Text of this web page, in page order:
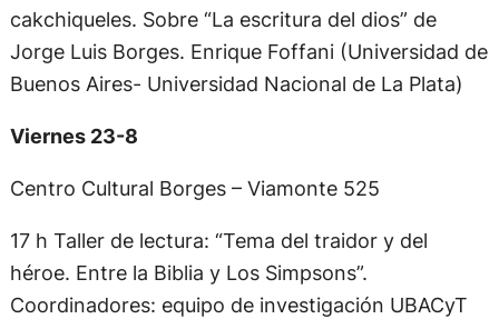
cakchiqueles. Sobre “La escritura del dios” de
Jorge Luis Borges. Enrique Foffani (Universidad de
Buenos Aires- Universidad Nacional de La Plata)
Viernes 23-8
Centro Cultural Borges – Viamonte 525
17 h Taller de lectura: “Tema del traidor y del
héroe. Entre la Biblia y Los Simpsons”.
Coordinadores: equipo de investigación UBACyT